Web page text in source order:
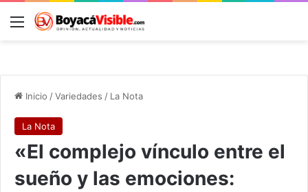
Menú
Inicio /Variedades / La Nota
La Nota
«El complejo vínculo entre el
sueño y las emociones: